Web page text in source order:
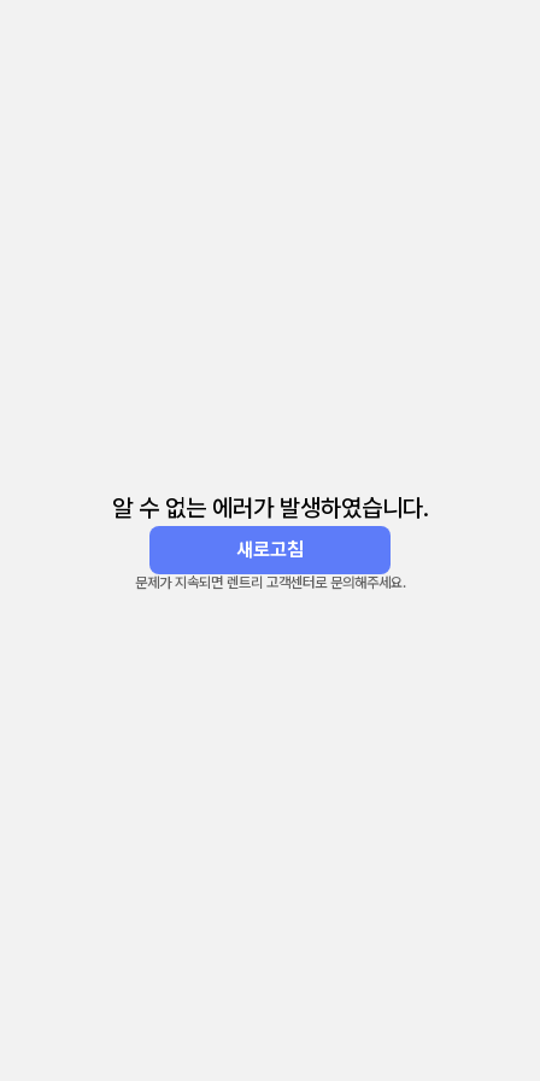
알 수 없는 에러가 발생하였습니다.
새로고침
문제가 지속되면 렌트리 고객센터로 문의해주세요.